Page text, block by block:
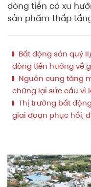
dòng tiền có xu
sản phẩm thấp
Bất động sản quý
dòng tiền hướng về
Nguồn cung tăng
chững lại sức cầu vì
Thị trường bất
giai đoạn phục hồi,